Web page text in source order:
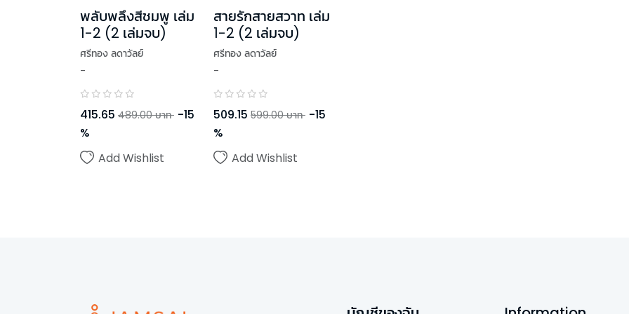
พลับพลึงสีชมพู เล่ม
1-2 (2 เล่มจบ)
ศรีทอง ลดาวัลย์
-
415.65 489.00 บาท -15
%
Add Wishlist
สายรักสายสวาท เล่ม
1-2 (2 เล่มจบ)
ศรีทอง ลดาวัลย์
-
509.15 599.00 บาท -15
%
Add Wishlist